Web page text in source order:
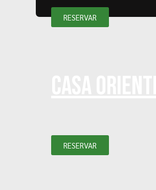
RESERVAR
RESERVAR